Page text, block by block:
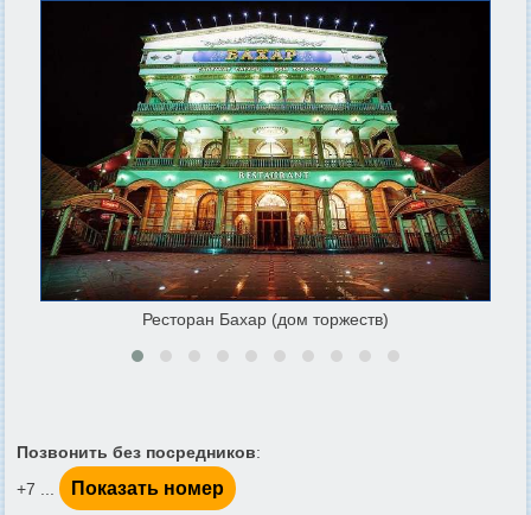
Ресторан Бахар (дом торжеств)
Позвонить без посредников:
+7 ...
Показать номер